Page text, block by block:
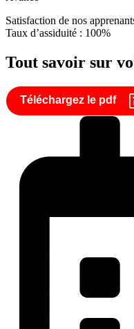
Satisfaction de nos
Taux d’assiduité : 100%
Tout savoir sur
Téléchargez le pdf